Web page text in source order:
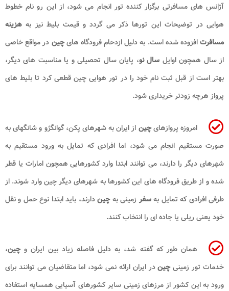
آژانس های مسافرتی برگزار کننده تور انجام می شود، از این رو نام خطوط
هوایی در توضیحات این تورها ذکر می گردد و قیمت بلیط نیز به هزینه
مسافرتافزوده شده است. به دلیل ازدحام فرودگاه هایچین در مواقع خاصی
از سال همچون اوایل سال نو، پایان سال تحصیلی و یا مناسبت های دیگر،
بهتر است از قبل ثبت نام خود را در تور هوایی چین قطعی کرد تا بلیط های
پرواز هرچه زودتر خریداری شود.
امروزه پروازهایچین از ایران به شهرهای پکن، گوانگژو و شانگهای به
صورت مستقیم انجام می شود، اما افرادی که تمایل به ورود مستقیم به
شهرهای دیگر را دارند، می توانند ابتدا وارد کشورهایی همچون امارات یا قطر
شده و از طریق فرودگاه های این کشورها به شهرهای دیگر چین وارد شوند. از
طرفی افرادی که تمایل بهسفرزمینی بهچیندارند، باید ابتدا نوع حمل و نقل
خود یعنی ریلی یا جاده ای را انتخاب کنند.
همان طور که گفته شد، به دلیل فاصله زیاد بین ایران وچین،
خدمات تور زمینیچیندر ایران ارائه نمی شود، اما متقاضیان می توانند برای
ورود به این کشور از مرزهای زمینی سایر کشورهای آسیایی همسایه استفاده